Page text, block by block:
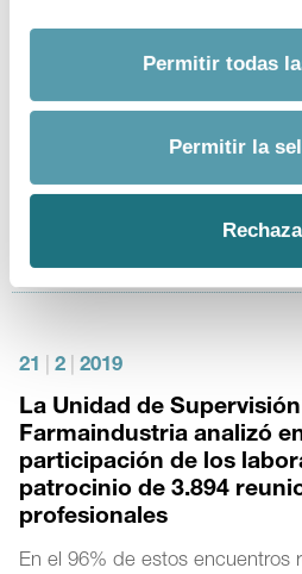
Permitir todas
Permitir la
responde al compromiso de
deontológico de actuación de
farmacéuticas
“Nuestra intención es seguir
de nuestro sector una
21 2 2019
La Unidad de
Farmaindustria analizó
participación de los
patrocinio de 3.894
profesionales
En el 96% de estos encuentros